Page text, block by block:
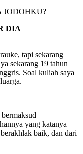
DIA
tapi sekarang
sekarang 19 tahun
Soal kuliah saya
yang katanya
baik, dan dari